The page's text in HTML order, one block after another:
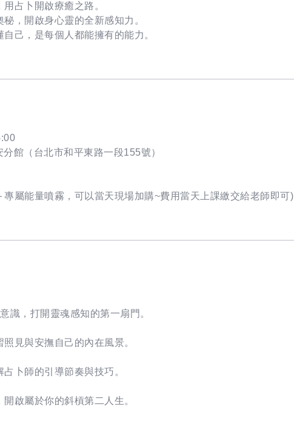
占卜開啟療癒之路。
，開啟身心靈的全新感知力。
己，是每個人都能擁有的能力。
館（台北市和平東路一段155號）
專屬能量噴霧，可以當天現場加購~費用當天上課繳交給老師即可)
識，打開靈魂感知的第一扇門。
見與安撫自己的內在風景。
卜師的引導節奏與技巧。
啟屬於你的斜槓第二人生。